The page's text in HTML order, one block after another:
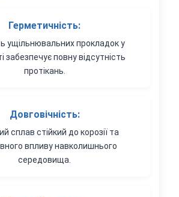
Герметичність:
ущільнювальних прокладок у
забезпечує повну відсутність
протікань.
Довговічність:
сплав стійкий до корозії та
впливу навколишнього
середовища.